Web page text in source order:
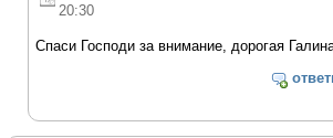
20:30
Спаси Господи за внимание, дорогая